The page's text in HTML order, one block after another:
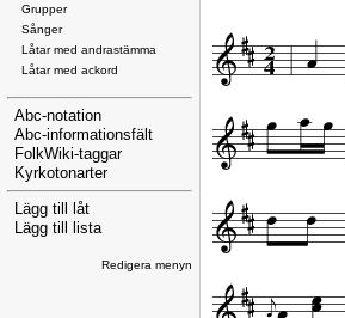
Grupper
Sånger
Låtar med andrastämma
Låtar med ackord
Abc-notation
Abc-informationsfält
FolkWiki-taggar
Kyrkotonarter
Lägg till låt
Lägg till lista
Redigera menyn